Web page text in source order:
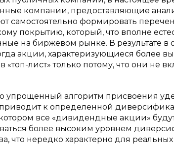
компании, предоставляющие
самостоятельно формировать
покрытию, который, что вполне
на биржевом рынке. В результате
акции, характеризующиеся более
«топ-лист» только потому, что они не
упрощенный алгоритм присвоения
приводит к определенной
все «дивидендные акции»
более высоким уровнем
что нередко характерно для